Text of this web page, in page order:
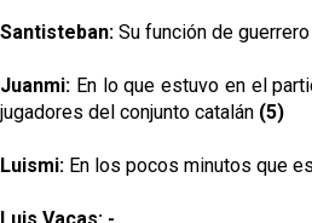
Santisteban: Su función de
Juanmi: En lo que estuvo en el
jugadores del conjunto catalán (5)
Luismi: En los pocos minutos que